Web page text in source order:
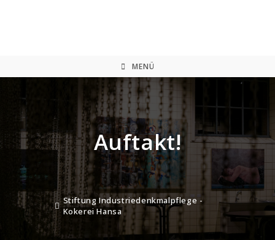
MENÜ
Auftakt!
Stiftung Industriedenkmalpflege -
Kokerei Hansa